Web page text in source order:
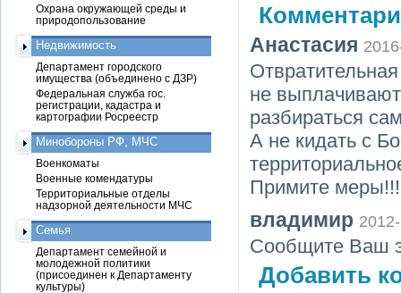
Анастасия
не
разбираться
А не кидать с
Примите меры!!!
владимир
Сообщите Ваш
Добавить
Охрана окружающей среды и
природопользование
Недвижимость
Департамент городского
имущества (объединено с ДЗР)
Федеральная служба гос.
регистрации, кадастра и
картографии Росреестр
Минобороны РФ, МЧС
Военкоматы
Военные комендатуры
Территориальные отделы
надзорной деятельности МЧС
Семья
Департамент семейной и
молодежной политики
(присоединен к Департаменту
культуры)